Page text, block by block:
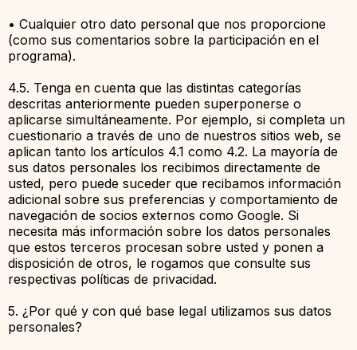
• Cualquier otro dato personal que nos proporcione
(como sus comentarios sobre la participación en el
programa).
4.5. Tenga en cuenta que las distintas categorías
descritas anteriormente pueden superponerse o
aplicarse simultáneamente. Por ejemplo, si completa un
cuestionario a través de uno de nuestros sitios web, se
aplican tanto los artículos 4.1 como 4.2. La mayoría de
sus datos personales los recibimos directamente de
usted, pero puede suceder que recibamos información
adicional sobre sus preferencias y comportamiento de
navegación de socios externos como Google. Si
necesita más información sobre los datos personales
que estos terceros procesan sobre usted y ponen a
disposición de otros, le rogamos que consulte sus
respectivas políticas de privacidad.
5. ¿Por qué y con qué base legal utilizamos sus datos
personales?